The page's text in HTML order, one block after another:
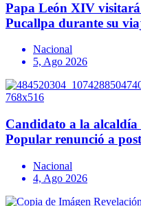
Papa León XIV
Pucallpa durante su
Nacional
5, Ago 2026
Candidato a la
Popular renunció a
Nacional
4, Ago 2026